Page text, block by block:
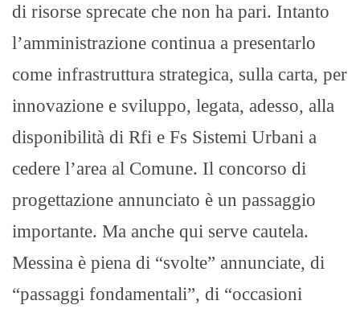
di risorse sprecate che non ha pari. Intanto
l’amministrazione continua a presentarlo
come infrastruttura strategica, sulla carta, per
innovazione e sviluppo, legata, adesso, alla
disponibilità di Rfi e Fs Sistemi Urbani a
cedere l’area al Comune. Il concorso di
progettazione annunciato è un passaggio
importante. Ma anche qui serve cautela.
Messina è piena di “svolte” annunciate, di
“passaggi fondamentali”, di “occasioni